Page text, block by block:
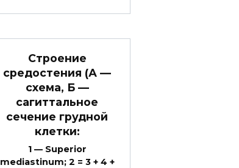
Строение
средостения (А —
схема, Б —
сагиттальное
сечение грудной
клетки:
1 — Superior
mediastinum; 2 = 3 + 4 +